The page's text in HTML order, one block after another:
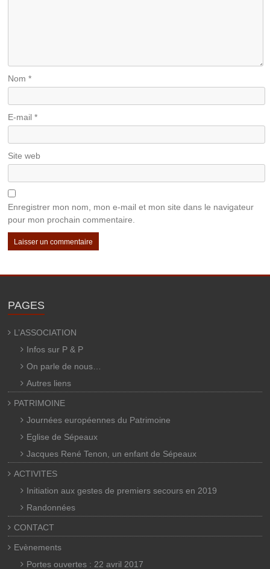
Nom*
E-mail*
Site web
Enregistrer mon nom, mon e-mail et mon site dans le navigateur
pour mon prochain commentaire.
PAGES
L’ASSOCIATION
Infos sur P & P
On parle de nous…
Autres liens
PATRIMOINE
Journées européennes du Patrimoine
Eglise de Sépeaux
Jacques René Tenon, un enfant de Sépeaux
ACTIVITES
Initiation aux gestes de premiers secours en 2019
Randonnées
CONTACT
Evènements
Portes ouvertes : 22 avril 2017